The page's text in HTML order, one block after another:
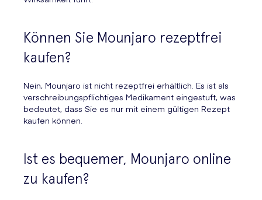
Können Sie Mounjaro rezeptfrei
kaufen?
Nein, Mounjaro ist nicht rezeptfrei erhältlich. Es ist als
verschreibungspflichtiges Medikament eingestuft, was
bedeutet, dass Sie es nur mit einem gültigen Rezept
kaufen können.
Ist es bequemer, Mounjaro online
zu kaufen?